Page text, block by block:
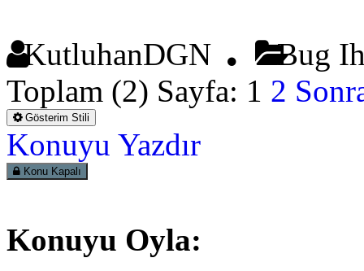
KutluhanDGN
Bug
Toplam (2) Sayfa: 1 2
Gösterim Stili
Konuyu Yazdır
Konu Kapalı
Konuyu Oyla: